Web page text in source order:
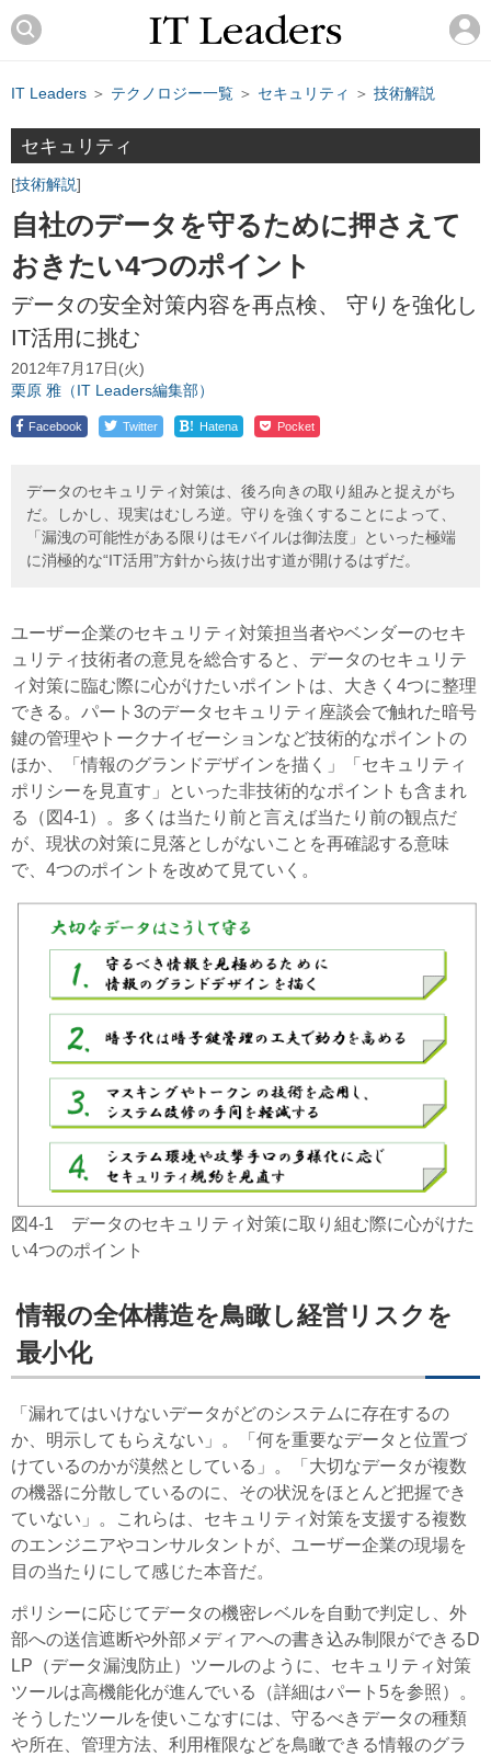
IT Leaders ＞ テクノロジー一覧 ＞ セキュリティ ＞ 技術解説
セキュリティ
技術解説
自社のデータを守るために押さえて
おきたい4つのポイント
データの安全対策内容を再点検、 守りを強化し
IT活用に挑む
2012年7月17日(火)
栗原 雅（IT Leaders編集部）
Facebook Twitter ! Hatena Pocket
データのセキュリティ対策は、後ろ向きの取り組みと捉えがち
だ。しかし、現実はむしろ逆。守りを強くすることによって、
「漏洩の可能性がある限りはモバイルは御法度」といった極端
に消極的な“IT活用”方針から抜け出す道が開けるはずだ。
ユーザー企業のセキュリティ対策担当者やベンダーのセキ
ュリティ技術者の意見を総合すると、データのセキュリテ
ィ対策に臨む際に心がけたいポイントは、大きく4つに整理
できる。パート3のデータセキュリティ座談会で触れた暗号
鍵の管理やトークナイゼーションなど技術的なポイントの
ほか、「情報のグランドデザインを描く」「セキュリティ
ポリシーを見直す」といった非技術的なポイントも含まれ
る（図4-1）。多くは当たり前と言えば当たり前の観点だ
が、現状の対策に見落としがないことを再確認する意味
で、4つのポイントを改めて見ていく。
図4-1 データのセキュリティ対策に取り組む際に心がけた
い4つのポイント
情報の全体構造を鳥瞰し経営リスクを
最小化
「漏れてはいけないデータがどのシステムに存在するの
か、明示してもらえない」。「何を重要なデータと位置づ
けているのかが漠然としている」。「大切なデータが複数
の機器に分散しているのに、その状況をほとんど把握でき
ていない」。これらは、セキュリティ対策を支援する複数
のエンジニアやコンサルタントが、ユーザー企業の現場を
目の当たりにして感じた本音だ。
ポリシーに応じてデータの機密レベルを自動で判定し、外
部への送信遮断や外部メディアへの書き込み制限ができるD
LP（データ漏洩防止）ツールのように、セキュリティ対策
ツールは高機能化が進んでいる（詳細はパート5を参照）。
そうしたツールを使いこなすには、守るべきデータの種類
や所在、管理方法、利用権限などを鳥瞰できる情報のグラ